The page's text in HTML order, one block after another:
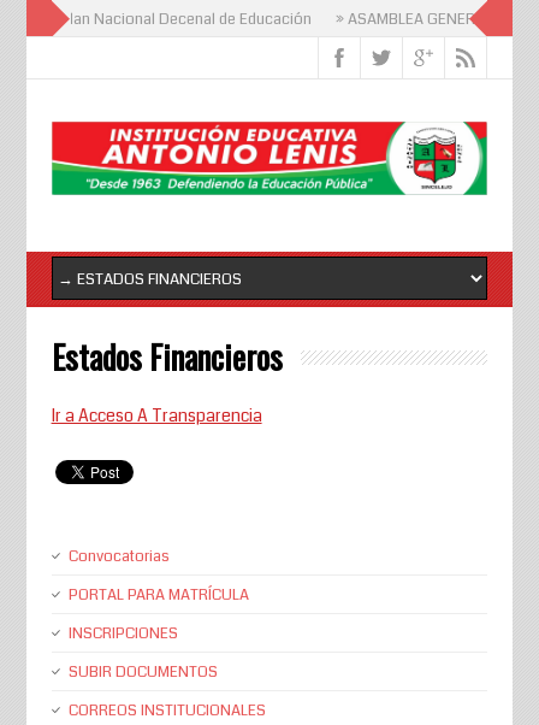
del Plan Nacional Decenal de Educación » ASAMBLEA GENERAL DE
Estados Financieros
Ir a Acceso A Transparencia
Convocatorias
PORTAL PARA MATRÍCULA
INSCRIPCIONES
SUBIR DOCUMENTOS
CORREOS INSTITUCIONALES